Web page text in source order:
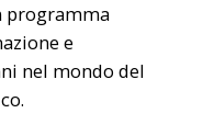
programma
e
nel mondo del